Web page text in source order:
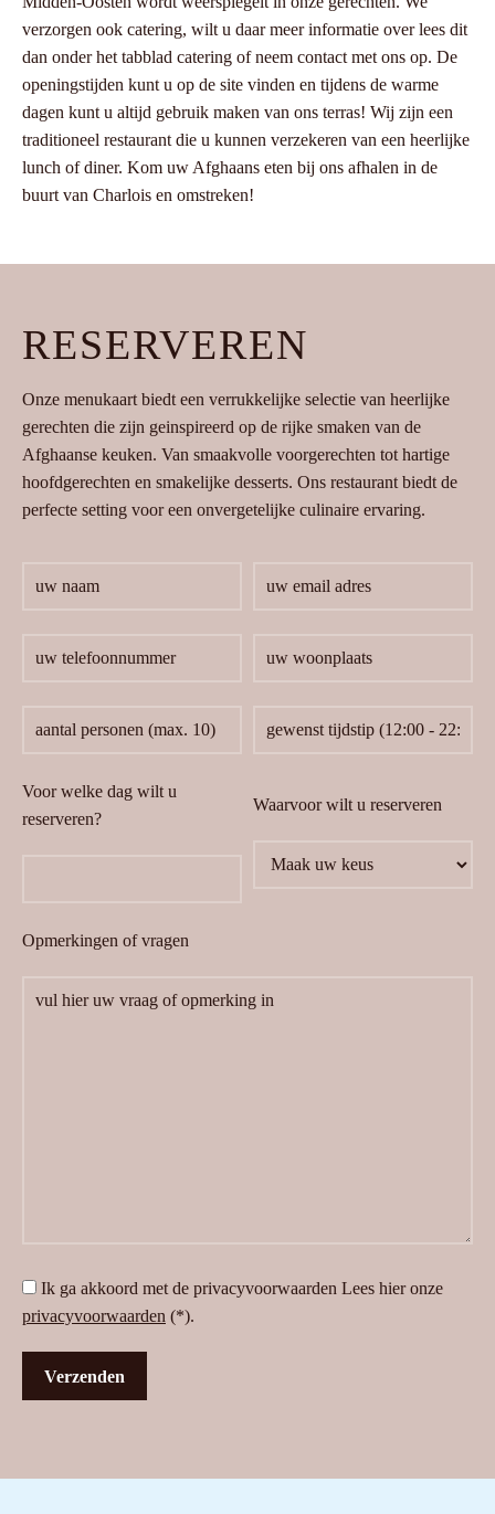
verzorgen ook catering, wilt u daar meer informatie over lees dit
dan onder het tabblad catering of neem contact met ons op. De
openingstijden kunt u op de site vinden en tijdens de warme
dagen kunt u altijd gebruik maken van ons terras! Wij zijn een
traditioneel restaurant die u kunnen verzekeren van een heerlijke
lunch of diner. Kom uw Afghaans eten bij ons afhalen in de
buurt van Charlois en omstreken!
RESERVEREN
Onze menukaart biedt een verrukkelijke selectie van heerlijke
gerechten die zijn geinspireerd op de rijke smaken van de
Afghaanse keuken. Van smaakvolle voorgerechten tot hartige
hoofdgerechten en smakelijke desserts. Ons restaurant biedt de
perfecte setting voor een onvergetelijke culinaire ervaring.
Voor welke dag wilt u
reserveren?
Waarvoor wilt u reserveren
Opmerkingen of vragen
Ik ga akkoord met de privacyvoorwaarden Lees hier onze
privacyvoorwaarden (*).